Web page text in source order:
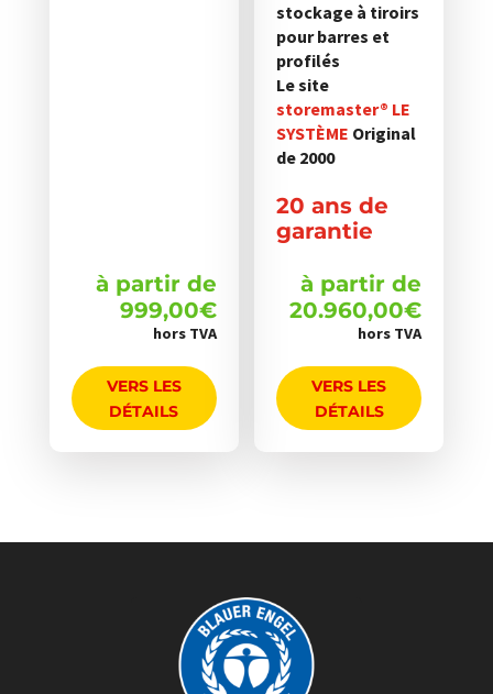
à partir de
999,00€
hors TVA
VERS LES
DÉTAILS
stockage à tiroirs
pour barres et
profilés
Le site
storemaster® LE
SYSTÈME Original
de 2000
20 ans de
garantie
à partir de
20.960,00€
hors TVA
VERS LES
DÉTAILS
page
produit